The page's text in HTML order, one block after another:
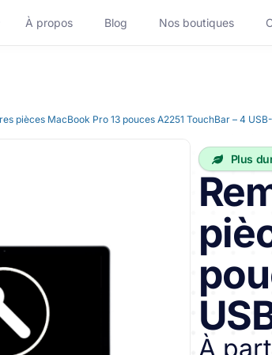
?
et réparent votre flotte
Réparation Mac
Réparation PC Fixe
Accessoires
Découvrir
À propos Blog Nos boutiques
pièces MacBook Pro 13 pouces A2251 TouchBar – 4
Plus
À